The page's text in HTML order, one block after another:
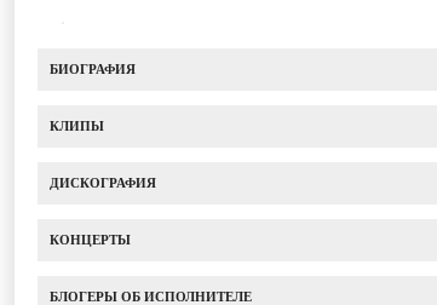
БИОГРАФИЯ
КЛИПЫ
ДИСКОГРАФИЯ
КОНЦЕРТЫ
БЛОГЕРЫ ОБ ИСПОЛНИТЕЛЕ